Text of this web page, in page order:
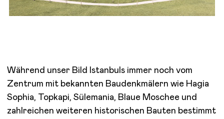
Während unser Bild Istanbuls immer noch vom
Zentrum mit bekannten Baudenkmälern wie Hagia
Sophia, Topkapi, Sülemania, Blaue Moschee und
zahlreichen weiteren historischen Bauten bestimmt